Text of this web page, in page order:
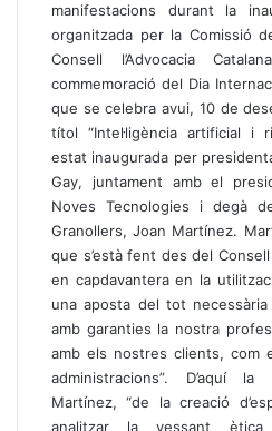
manifestacions durant la
organitzada per la Comissió
Consell l’Advocacia
commemoració del Dia
que se celebra avui, 10 de
títol “Intel·ligència artificial i
estat inaugurada per
Gay, juntament amb el
Noves Tecnologies i degà
Granollers, Joan Martínez.
que s’està fent des del
en capdavantera en la
una aposta del tot
amb garanties la nostra
amb els nostres clients, com
administracions”. D’aquí
Martínez, “de la creació
analitzar la vessant ètica